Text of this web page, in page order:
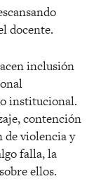
docente.
inclusión
institucional.
contención
de violencia y
falla, la
ellos.